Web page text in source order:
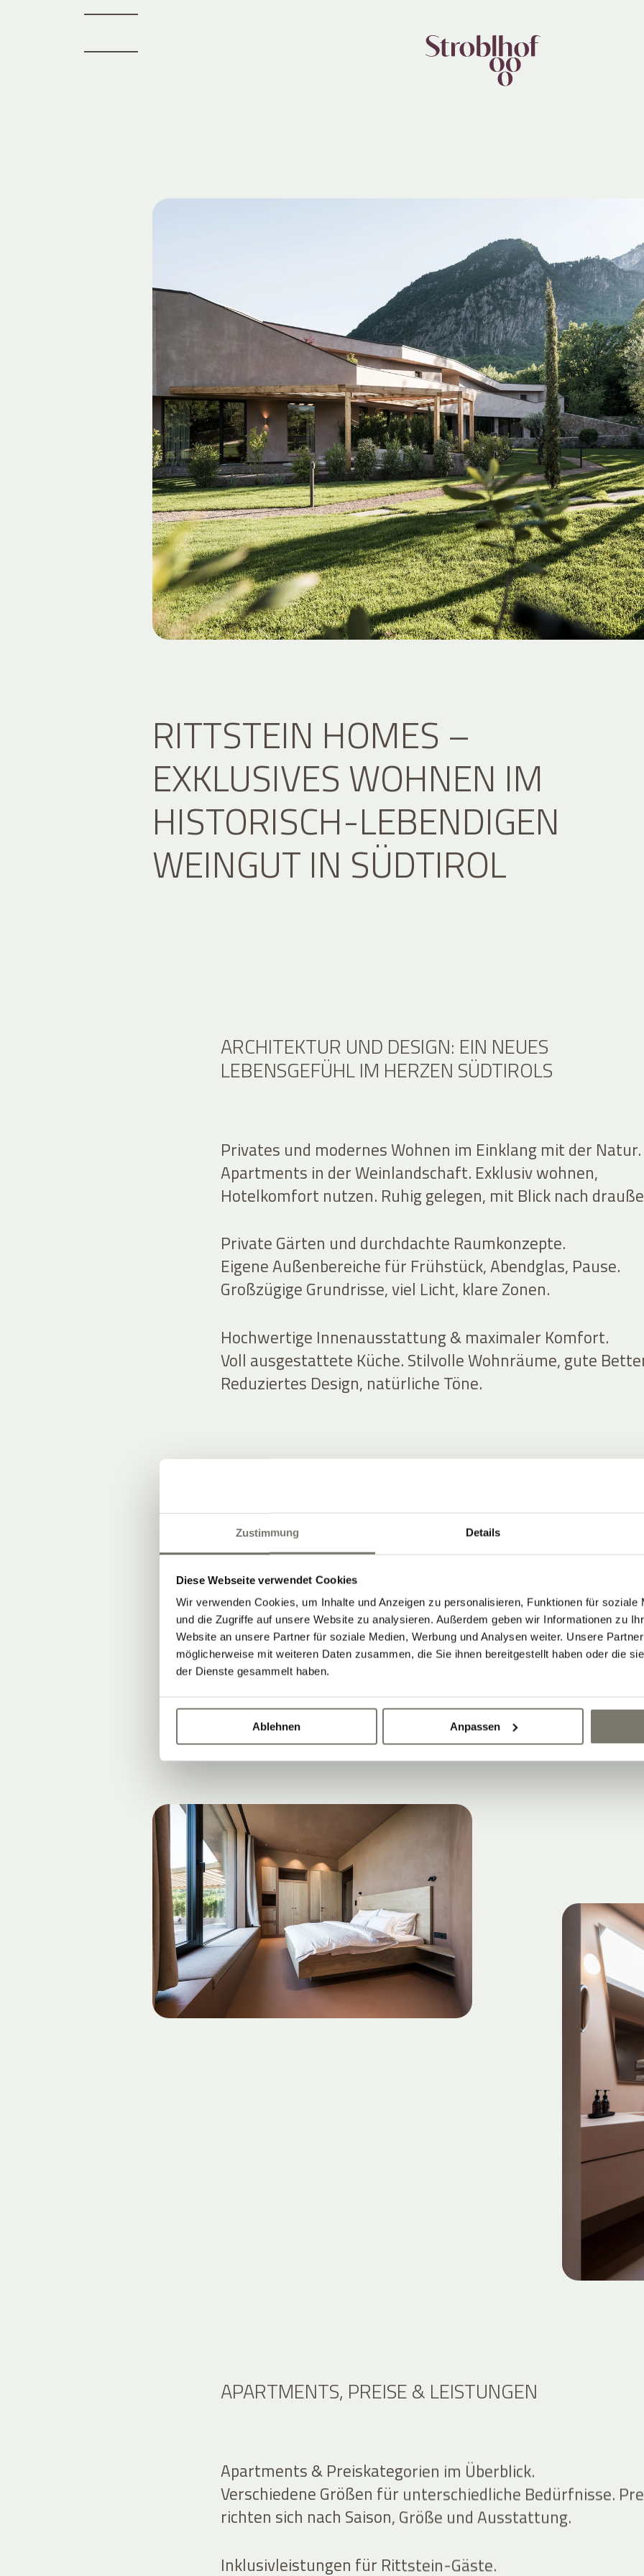
Zustimmung Details
Diese Webseite verwendet Cookies
Wir verwenden Cookies, um Inhalte und Anzeigen zu personalisieren, Funktionen für soziale
und die Zugriffe auf unsere Website zu analysieren. Außerdem geben wir Informationen zu
Website an unsere Partner für soziale Medien, Werbung und Analysen weiter. Unsere
möglicherweise mit weiteren Daten zusammen, die Sie ihnen bereitgestellt haben oder die
der Dienste gesammelt haben.
Ablehnen Anpassen
RITTSTEIN HOMES –
EXKLUSIVES WOHNEN IM
HISTORISCH-LEBENDIGEN
WEINGUT IN SÜDTIROL
ARCHITEKTUR UND DESIGN: EIN NEUES
LEBENSGEFÜHL IM HERZEN SÜDTIROLS
Privates und modernes Wohnen im Einklang mit der Natur.
Apartments in der Weinlandschaft. Exklusiv wohnen,
Hotelkomfort nutzen. Ruhig gelegen, mit Blick nach
Private Gärten und durchdachte Raumkonzepte.
Eigene Außenbereiche für Frühstück, Abendglas, Pause.
Großzügige Grundrisse, viel Licht, klare Zonen.
Hochwertige Innenausstattung & maximaler Komfort.
Voll ausgestattete Küche. Stilvolle Wohnräume, gute
Reduziertes Design, natürliche Töne.
STILVOLL WOHNEN IM HISTORISCHEN WEINGUT-
Was sind die Rittstein Homes?
Warum Südtirols Weinregion der perfekte Ort für
APARTMENTS, PREISE & LEISTUNGEN
Apartments & Preiskategorien im Überblick.
Verschiedene Größen für unterschiedliche Bedürfnisse.
richten sich nach Saison, Größe und Ausstattung.
Inklusivleistungen für Rittstein-Gäste.